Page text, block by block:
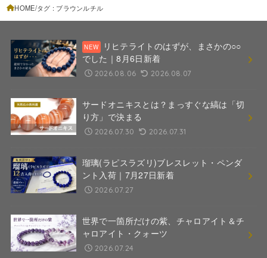
HOME タグ : ブラウンルチル
リヒテライトのはずが、まさかの○○
でした｜8月6日新着
2026.08.06 2026.08.07
サードオニキスとは？まっすぐな縞は「切
り方」で決まる
2026.07.30 2026.07.31
瑠璃(ラピスラズリ)ブレスレット・ペンダ
ント入荷｜7月27日新着
2026.07.27
世界で一箇所だけの紫、チャロアイト＆チ
ャロアイト・クォーツ
2026.07.24